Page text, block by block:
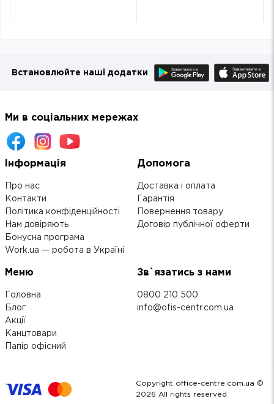
Встановлюйте наші додатки
Ми в соціальних мережах
Інформація
Про нас
Контакти
Політика конфіденційності
Нам довіряють
Бонусна програма
Work.ua — робота в Україні
Допомога
Доставка і оплата
Гарантія
Повернення товару
Договір публічної оферти
Меню
Головна
Блог
Акції
Канцтовари
Папір офісний
Зв`язатись з нами
0800 210 500
info@ofis-centr.com.ua
Copyright office-centre.com.ua ©
2026 All rights reserved